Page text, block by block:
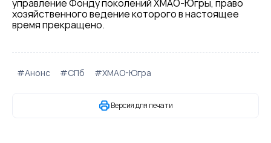
управление Фонду поколений ХМАО-Югры, право
хозяйственного ведение которого в настоящее
время прекращено.
#Анонс #СПб #ХМАО-Югра
Версия для печати